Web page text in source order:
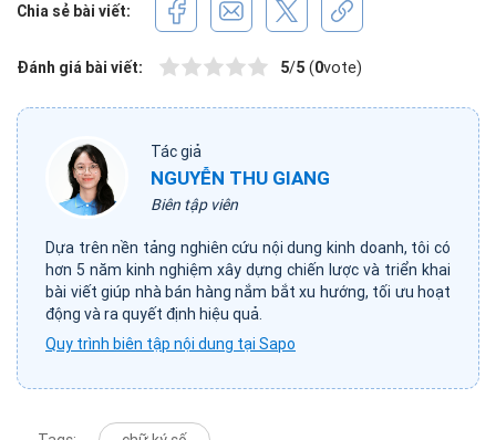
Chia sẻ bài viết:
Đánh giá bài viết: 5/5 (0vote)
Tác giả
NGUYỄN THU GIANG
Biên tập viên
Dựa trên nền tảng nghiên cứu nội dung kinh doanh, tôi có
hơn 5 năm kinh nghiệm xây dựng chiến lược và triển khai
bài viết giúp nhà bán hàng nắm bắt xu hướng, tối ưu hoạt
động và ra quyết định hiệu quả.
Quy trình biên tập nội dung tại Sapo